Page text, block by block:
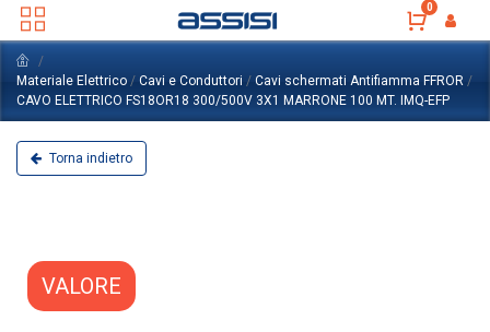
0
Materiale Elettrico / Cavi e Conduttori / Cavi schermati Antifiamma FFROR /
CAVO ELETTRICO FS18OR18 300/500V 3X1 MARRONE 100 MT. IMQ-EFP
Torna indietro
VALORE